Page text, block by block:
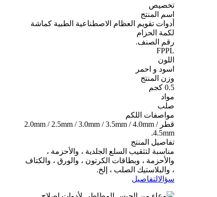
تخصيص
اسم المنتج
أدوات تقويم العظام الاصطناعية الطبية كماشة
لكمة الحزام
رقم الصنف.
FPPL
اللون
اسود و احمر
وزن المنتج
0.5 كجم
مواد
صلب
مواصفات اللكم
قطر 2.0mm / 2.5mm / 3.0mm / 3.5mm / 4.0mm /
4.5mm.
تفاصيل المنتج
مناسبة لتثقيب السلع الجلدية ، والأحزمة ،
والأحزمة ، وبطاقات الكرتون ، والورق ، والكتاف
، والبلاستيك الصلب ، إلخ.
سؤالالتفاصيل